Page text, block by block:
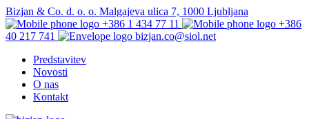
Bizjan & Co. d. o. o. Malgajeva ulica 7, 1000 Ljubljana
+386 1 434 77 11
+386
40 217 741
bizjan.co@siol.net
Predstavitev
Novosti
O nas
Kontakt